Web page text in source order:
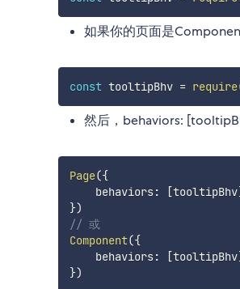
如果你的页面是
const tooltipBhv = require
然后，behaviors:
Page({
    behaviors
: [tooltipBhv
})
// 或
Component({
    behaviors
: [tooltipBhv
})